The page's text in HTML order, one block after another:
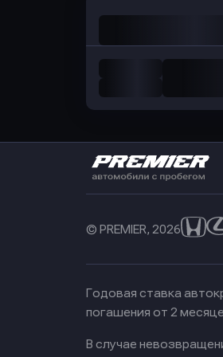
© PREMIER, 2026
Годовая ставка
погашения от 2
В случае